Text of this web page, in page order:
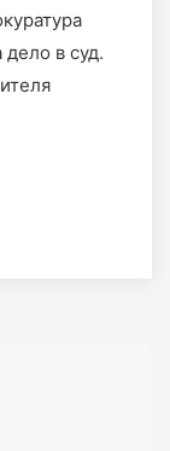
в суд.